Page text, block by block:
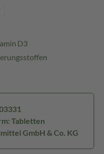
D3
Tabletten
GmbH & Co. KG